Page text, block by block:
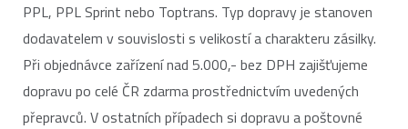
PPL, PPL Sprint nebo Toptrans. Typ dopravy je stanoven
dodavatelem v souvislosti s velikostí a charakteru zásilky.
Při objednávce zařízení nad 5.000,- bez DPH zajišťujeme
dopravu po celé ČR zdarma prostřednictvím uvedených
přepravců. V ostatních případech si dopravu a poštovné